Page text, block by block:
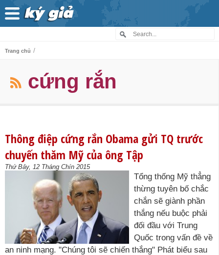
Trang chủ /
cứng rắn
Thông điệp cứng rắn Obama gửi TQ trước
chuyến thăm Mỹ của ông Tập
Thứ Bảy, 12 Tháng Chín 2015
Tổng thống Mỹ thẳng
thừng tuyên bố chắc
chắn sẽ giành phần
thắng nếu buộc phải
đối đầu với Trung
Quốc trong vấn đề về
an ninh mạng. "Chúng tôi sẽ chiến thắng" Phát biểu sau